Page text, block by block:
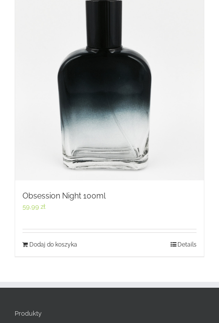
Obsession Night 100ml
59,99 zł
Dodaj do koszyka Details
Produkty